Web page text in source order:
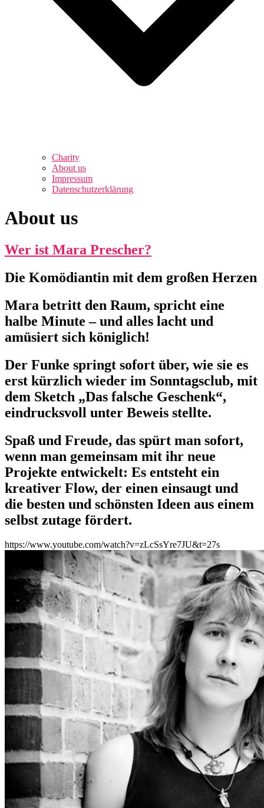
Charity
About us
Impressum
Datenschutzerklärung
About us
Wer ist Mara Prescher?
Die Komödiantin mit dem großen Herzen
Mara betritt den Raum, spricht eine
halbe Minute – und alles lacht und
amüsiert sich königlich!
Der Funke springt sofort über, wie sie es
erst kürzlich wieder im Sonntagsclub, mit
dem Sketch „Das falsche Geschenk“,
eindrucksvoll unter Beweis stellte.
Spaß und Freude, das spürt man sofort,
wenn man gemeinsam mit ihr neue
Projekte entwickelt: Es entsteht ein
kreativer Flow, der einen einsaugt und
die besten und schönsten Ideen aus einem
selbst zutage fördert.
https://www.youtube.com/watch?v=zLcSsYre7JU&t=27s